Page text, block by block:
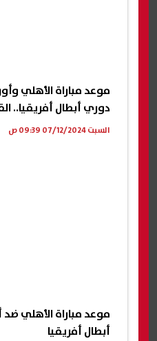
موعد مباراة الأهلي
دوري أبطال أفريقيا..
السبت 07/12/2024 09:39 ص
موعد مباراة الأهلي ضد
أبطال أفريقيا